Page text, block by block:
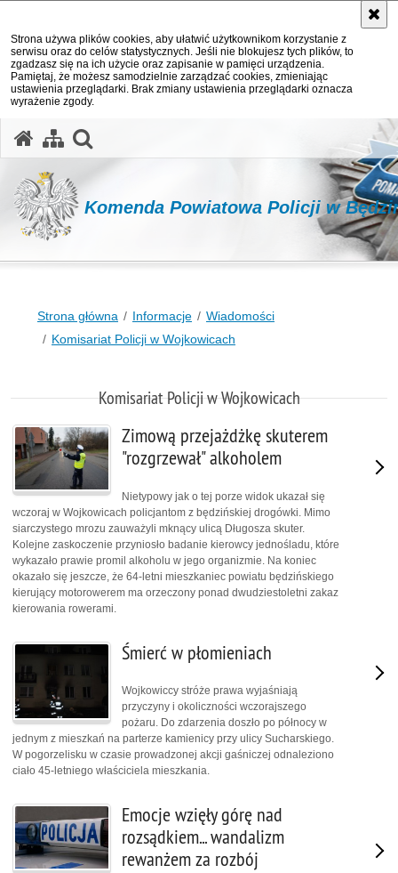
Strona używa plików cookies, aby ułatwić użytkownikom korzystanie z
serwisu oraz do celów statystycznych. Jeśli nie blokujesz tych plików, to
zgadzasz się na ich użycie oraz zapisanie w pamięci urządzenia.
Pamiętaj, że możesz samodzielnie zarządzać cookies, zmieniając
ustawienia przeglądarki. Brak zmiany ustawienia przeglądarki oznacza
wyrażenie zgody.
Komenda Powiatowa Policji w
Strona główna Informacje
Wiadomości
Komisariat Policji w Wojkowicach
Komisariat Policji w Wojkowicach
Zimową przejażdżkę skuterem
"rozgrzewał" alkoholem
Nietypowy jak o tej porze widok ukazał się
wczoraj w Wojkowicach policjantom z będzińskiej drogówki. Mimo
siarczystego mrozu zauważyli mknący ulicą Długosza skuter.
Kolejne zaskoczenie przyniosło badanie kierowcy jednośladu, które
wykazało prawie promil alkoholu w jego organizmie. Na koniec
okazało się jeszcze, że 64-letni mieszkaniec powiatu będzińskiego
kierujący motorowerem ma orzeczony ponad dwudziestoletni zakaz
kierowania rowerami.
Śmierć w płomieniach
Wojkowiccy stróże prawa wyjaśniają
przyczyny i okoliczności wczorajszego
pożaru. Do zdarzenia doszło po północy w
jednym z mieszkań na parterze kamienicy przy ulicy Sucharskiego.
W pogorzelisku w czasie prowadzonej akcji gaśniczej odnaleziono
ciało 45-letniego właściciela mieszkania.
Emocje wzięły górę nad
rozsądkiem... wandalizm
rewanżem za rozbój